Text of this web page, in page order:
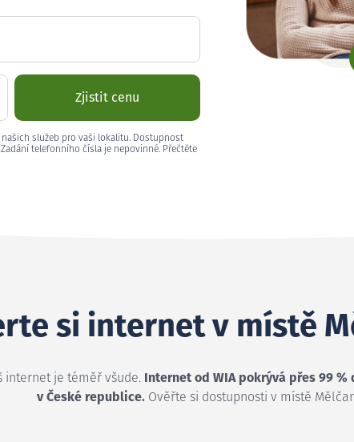
Zjistit cenu
služeb pro vaši lokalitu. Dostupnost
telefonního čísla je nepovinné. Přečtěte
si internet v místě
internet je téměř všude.
Internet od WIA pokrývá přes 99 %
v České republice. Ověřte si dostupnosti v místě